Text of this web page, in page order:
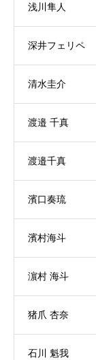
浅川隼人
深井フェリペ
清水圭介
渡邉 千真
渡邉千真
濱口奏琉
濱村海斗
濵村 海斗
猪爪 杏奈
石川 魁我